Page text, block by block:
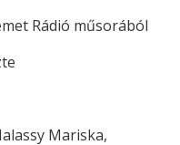
Rádió műsorából
Mariska,